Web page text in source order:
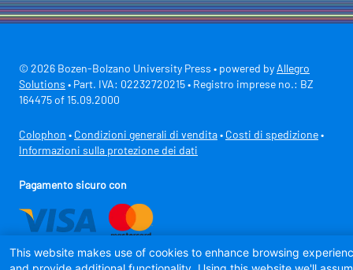
© 2026 Bozen-Bolzano University Press • powered by Allegro
Solutions • Part. IVA: 02232720215 • Registro imprese no.: BZ
164475 of 15.09.2000
Colophon • Condizioni generali di vendita • Costi di spedizione •
Informazioni sulla protezione dei dati
Pagamento sicuro con
This website makes use of cookies to enhance browsing